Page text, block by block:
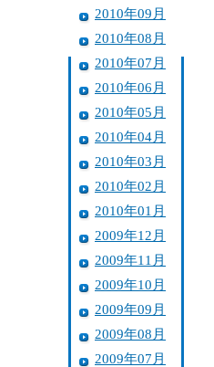
2010年09月
2010年08月
2010年07月
2010年06月
2010年05月
2010年04月
2010年03月
2010年02月
2010年01月
2009年12月
2009年11月
2009年10月
2009年09月
2009年08月
2009年07月